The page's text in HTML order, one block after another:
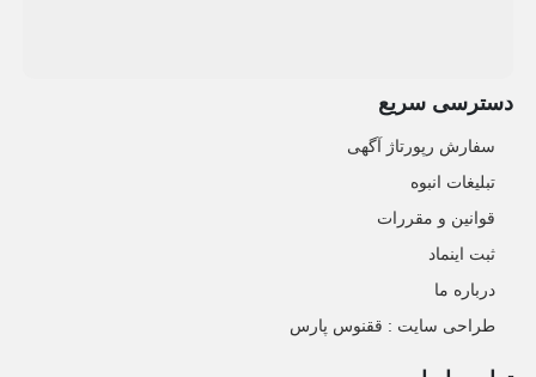
دسترسی سریع
سفارش رپورتاژ آگهی
تبلیغات انبوه
قوانین و مقررات
ثبت اینماد
درباره ما
طراحی سایت : ققنوس پارس